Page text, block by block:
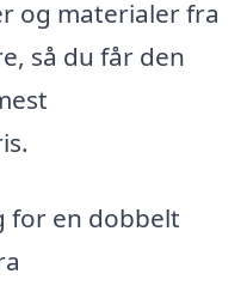
og materialer fra
så du får den
for en dobbelt